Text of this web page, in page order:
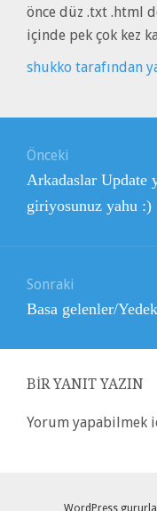
önce düz .txt .html
içinde pek çok kez
shukko tarafından
gezinmesi
Önceki
Önceki
yazı:
Arkadaslar Update
giriyosunuz yahu :)
Sonraki
Sonraki
Basa gelenler/
BIR YANIT YAZIN
Yorum yapabilmek
WordPress